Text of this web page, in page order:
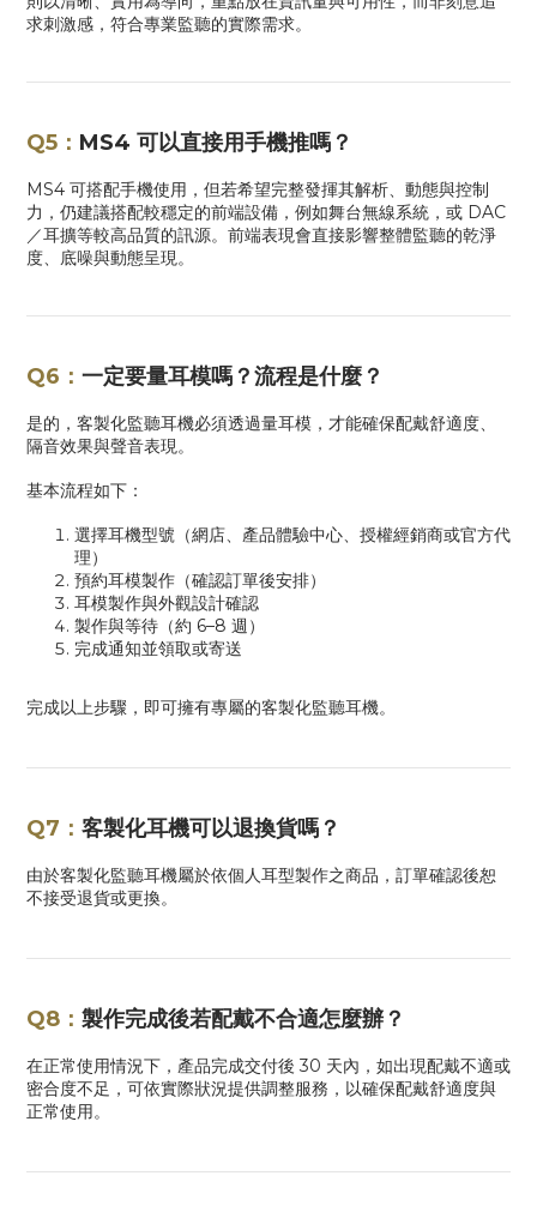
求刺激感，符合專業監聽的實際需求。
Q5： MS4 可以直接用手機推嗎？
MS4 可搭配手機使用，但若希望完整發揮其解析、動態與控制
力，仍建議搭配較穩定的前端設備，例如舞台無線系統，或 DAC
／耳擴等較高品質的訊源。前端表現會直接影響整體監聽的乾淨
度、底噪與動態呈現。
Q6： 一定要量耳模嗎？流程是什麼？
是的，客製化監聽耳機必須透過量耳模，才能確保配戴舒適度、
隔音效果與聲音表現。
基本流程如下：
選擇耳機型號（網店、產品體驗中心、授權經銷商或官方代
理）
預約耳模製作（確認訂單後安排）
耳模製作與外觀設計確認
製作與等待（約 6–8 週）
完成通知並領取或寄送
完成以上步驟，即可擁有專屬的客製化監聽耳機。
Q7： 客製化耳機可以退換貨嗎？
由於客製化監聽耳機屬於依個人耳型製作之商品，訂單確認後恕
不接受退貨或更換。
Q8： 製作完成後若配戴不合適怎麼辦？
在正常使用情況下，產品完成交付後 30 天內，如出現配戴不適或
密合度不足，可依實際狀況提供調整服務，以確保配戴舒適度與
正常使用。